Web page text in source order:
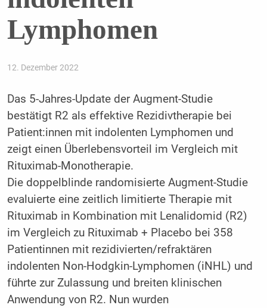
Lymphomen
12. Dezember 2022
Das 5-Jahres-Update der Augment-Studie
bestätigt R2 als effektive Rezidivtherapie bei
Patient:innen mit indolenten Lymphomen und
zeigt einen Überlebensvorteil im Vergleich mit
Rituximab-Monotherapie.
Die doppelblinde randomisierte Augment-Studie
evaluierte eine zeitlich limitierte Therapie mit
Rituximab in Kombination mit Lenalidomid (R2)
im Vergleich zu Rituximab + Placebo bei 358
Patientinnen mit rezidivierten/refraktären
indolenten Non-Hodgkin-Lymphomen (iNHL) und
führte zur Zulassung und breiten klinischen
Anwendung von R2. Nun wurden